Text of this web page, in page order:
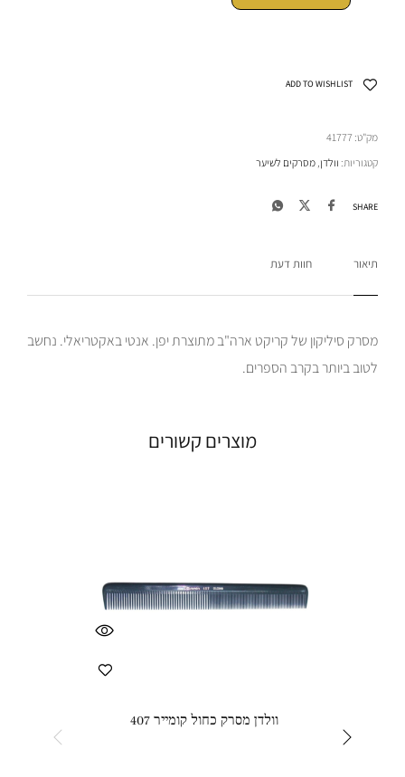
ADD TO WISHLIST
מק"ט: 41777
קטגוריות: וולדן, מסרקים לשיער
SHARE
תיאור חוות דעת
מסרק סיליקון של קריקט ארה"ב מתוצרת יפן. אנטי באקטריאלי. נחשב
לטוב ביותר בקרב הספרים.
מוצרים קשורים
וולדן מסרק כחול קומייר 407